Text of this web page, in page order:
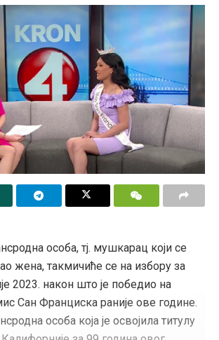
особа, тј. мушкарац који се
жена, такмичиће се на избору за
2023. након што је победио на
Сан Франциска раније ове године.
особа која је освојила титулу